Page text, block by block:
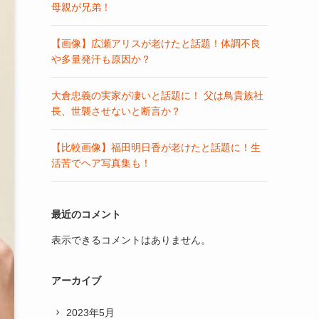
母親が兄弟！
【画像】広瀬アリスが老けたと話題！体調不良
や多量発汗も原因か？
大倉忠義の実家が凄いと話題に！ 父は鳥貴族社
長、世襲させないと断言か？
【比較画像】福田明日香が老けたと話題に！生
活苦でヘア写真集も！
最近のコメント
表示できるコメントはありません。
アーカイブ
2023年5月